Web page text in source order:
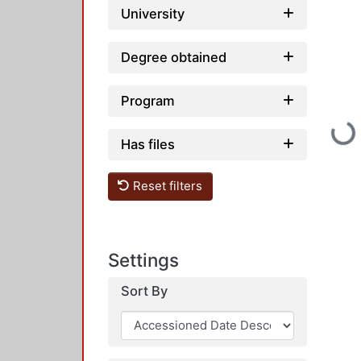
University
Degree obtained
Program
Has files
Reset filters
Settings
Sort By
Loading...